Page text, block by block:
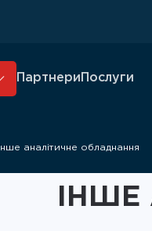
Партнери Послуги
Інше аналітичне обладнання